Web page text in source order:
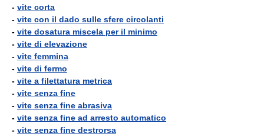
- vite corta
- vite con il dado sulle sfere circolanti
- vite dosatura miscela per il minimo
- vite di elevazione
- vite femmina
- vite di fermo
- vite a filettatura metrica
- vite senza fine
- vite senza fine abrasiva
- vite senza fine ad arresto automatico
- vite senza fine destrorsa